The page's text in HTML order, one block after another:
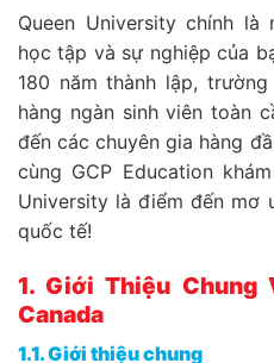
Queen University chính
học tập và sự nghiệp của
180 năm thành lập,
hàng ngàn sinh viên toàn
đến các chuyên gia hàng
cùng GCP Education
University là điểm đến mơ
quốc tế!
1. Giới Thiệu Chung
Canada
1.1. Giới thiệu chung